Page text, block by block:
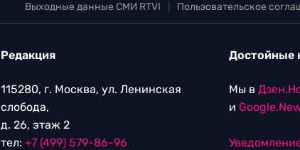
Выходные данные СМИ RTVI Пользовательское
Редакция
115280, г. Москва, ул. Ленинская
слобода,
д. 26, этаж 2
тел: +7 (499) 579-86-96
Достойные
Мы в
и